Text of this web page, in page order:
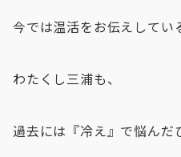
今では温活をお伝えしてい
わたくし三浦も、
過去には『冷え』で悩んだ